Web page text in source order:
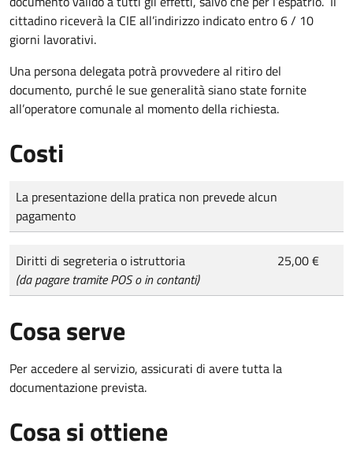
cittadino riceverà la CIE all’indirizzo indicato entro 6 / 10
giorni lavorativi.
Una persona delegata potrà provvedere al ritiro del
documento, purché le sue generalità siano state fornite
all’operatore comunale al momento della richiesta.
Costi
Tipo di pagamento
Importo
La presentazione della pratica non prevede alcun
pagamento
Diritti di segreteria o istruttoria
(da pagare tramite POS o in contanti)
25,00 €
Cosa serve
Per accedere al servizio, assicurati di avere tutta la
documentazione prevista.
Cosa si ottiene